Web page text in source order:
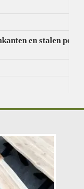
en stalen poten